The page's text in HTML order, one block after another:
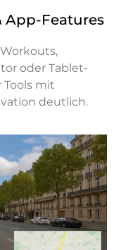
App-Features
oder Tablet-
Tools mit
deutlich.